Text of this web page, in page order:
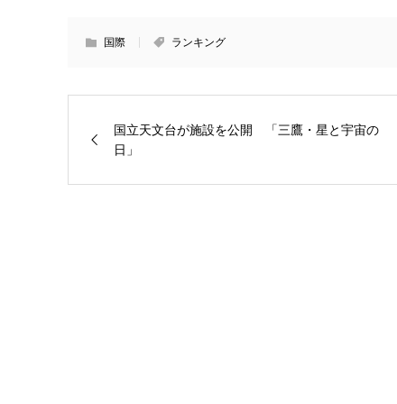
国際 ランキング
国立天文台が施設を公開 「三鷹・星と宇宙の
日」